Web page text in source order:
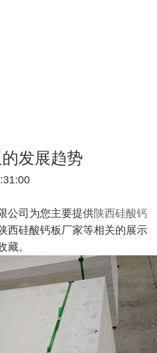
发展趋势
公司为您主要提供陕西硅酸钙
西硅酸钙板厂家等相关的展示
藏。